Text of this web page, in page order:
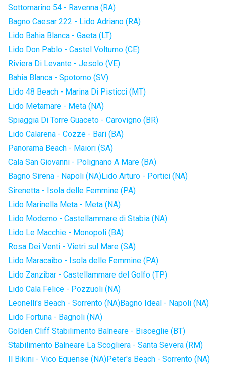
Sottomarino 54 - Ravenna (RA)
Bagno Caesar 222 - Lido Adriano (RA)
Lido Bahia Blanca - Gaeta (LT)
Lido Don Pablo - Castel Volturno (CE)
Riviera Di Levante - Jesolo (VE)
Bahia Blanca - Spotorno (SV)
Lido 48 Beach - Marina Di Pisticci (MT)
Lido Metamare - Meta (NA)
Spiaggia Di Torre Guaceto - Carovigno (BR)
Lido Calarena - Cozze - Bari (BA)
Panorama Beach - Maiori (SA)
Cala San Giovanni - Polignano A Mare (BA)
Bagno Sirena - Napoli (NA)Lido Arturo - Portici (NA)
Sirenetta - Isola delle Femmine (PA)
Lido Marinella Meta - Meta (NA)
Lido Moderno - Castellammare di Stabia (NA)
Lido Le Macchie - Monopoli (BA)
Rosa Dei Venti - Vietri sul Mare (SA)
Lido Maracaibo - Isola delle Femmine (PA)
Lido Zanzibar - Castellammare del Golfo (TP)
Lido Cala Felice - Pozzuoli (NA)
Leonelli's Beach - Sorrento (NA)Bagno Ideal - Napoli (NA)
Lido Fortuna - Bagnoli (NA)
Golden Cliff Stabilimento Balneare - Bisceglie (BT)
Stabilimento Balneare La Scogliera - Santa Severa (RM)
Il Bikini - Vico Equense (NA)Peter's Beach - Sorrento (NA)